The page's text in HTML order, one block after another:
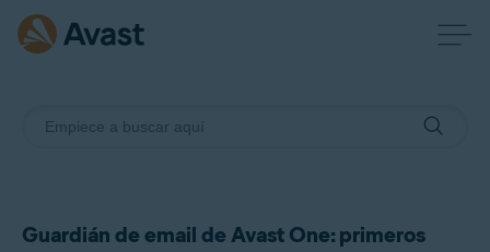
Guardián de email de Avast One: primeros